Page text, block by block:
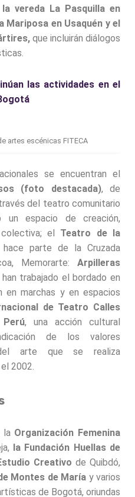
vereda La Pasquilla en
Mariposa en Usaquén y el
que incluirán diálogos
las actividades en el
artes escénicas FITECA
se encuentran el
(foto destacada), de
del teatro comunitario
espacio de creación,
el Teatro de la
parte de la Cruzada
Memorarte: Arpilleras
trabajado el bordado en
en marchas y en espacios
de Teatro Calles
Perú, una acción cultural
de los valores
arte que se realiza
2002.
la Organización Femenina
la Fundación Huellas de
Creativo de Quibdó,
Montes de María y varios
de Bogotá, oriundas